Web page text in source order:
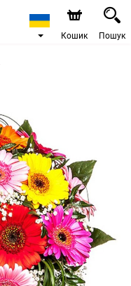
Кошик Пошук